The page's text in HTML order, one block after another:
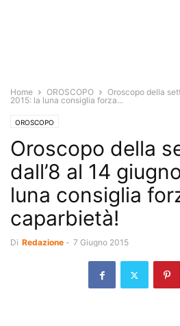
Home OROSCOPO
Oroscopo della
2015: la luna consiglia forza...
OROSCOPO
Oroscopo della
dall’8 al 14
luna consiglia
caparbietà!
Di Redazione - 7 Giugno 2015